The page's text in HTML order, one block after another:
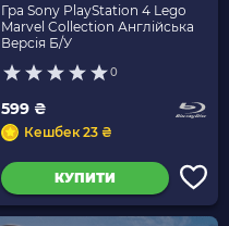
Гра Sony PlayStation 4 Lego
Marvel Collection Англійська
Версія Б/У
0
599 ₴
Кешбек 23 ₴
КУПИТИ